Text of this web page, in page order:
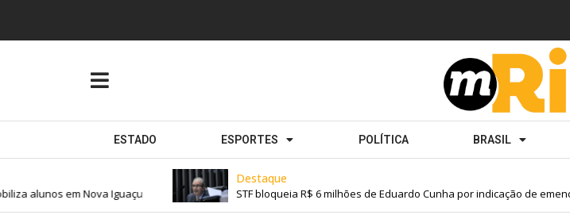
ESTADO ESPORTES POLÍTICA BRASIL
Destaque
STF bloqueia R$ 6 milhões de Eduardo Cunha por indicação de emendas
alunos em Nova Iguaçu